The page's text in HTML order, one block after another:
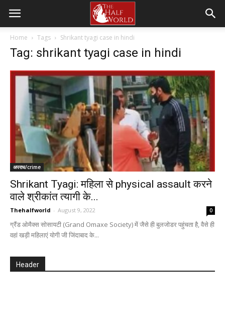
Home Tags Shrikant tyagi case in hindi
Tag: shrikant tyagi case in hindi
अपराध/crime
Shrikant Tyagi: महिला से physical assault करने
वाले श्रीकांत त्यागी के...
Thehalfworld - August 9, 2022 0
ग्रैंड ओमैक्स सोसायटी (Grand Omaxe Society) में जैसे ही बुलजोडर पहुंचता है, वैसे ही
वहां खड़ी महिलाएं योगी जी जिंदाबाद के...
Header